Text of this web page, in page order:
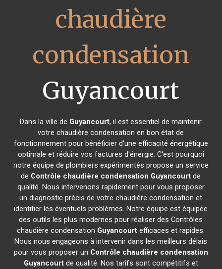
chaudière
condensation
Guyancourt
Dans la ville de Guyancourt, il est essentiel de maintenir
votre chaudière condensation en bon état de
fonctionnement pour bénéficier d'une efficacité énergétique
optimale et réduire vos factures d'énergie. C'est pourquoi
notre équipe de plombiers expérimentés propose un service
de Contrôle chaudière condensation Guyancourt de
qualité. Nous intervenons rapidement pour vous proposer
un diagnostic précis de votre chaudière condensation et
identifier les éventuels problèmes. Notre équipe est équipée
des outils les plus modernes pour réaliser des Contrôles
chaudière condensation Guyancourt efficaces et rapides.
Nous nous engageons à intervenir dans les meilleurs délais
pour vous proposer un Contrôle chaudière condensation
Guyancourtde qualité. Nos tarifs sont compétitifs et